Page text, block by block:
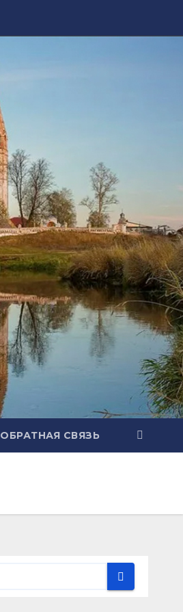
ОБРАТНАЯ СВЯЗЬ